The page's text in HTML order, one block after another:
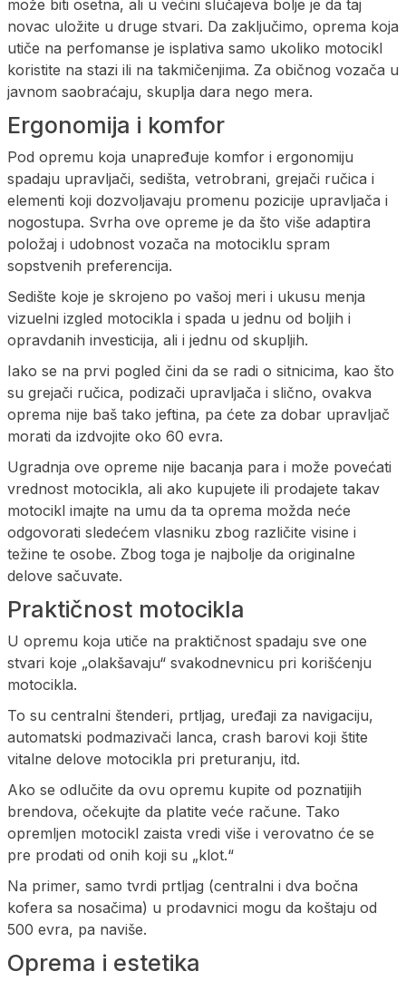
može biti osetna, ali u većini slučajeva bolje je da taj
novac uložite u druge stvari. Da zaključimo, oprema koja
utiče na perfomanse je isplativa samo ukoliko motocikl
koristite na stazi ili na takmičenjima. Za običnog vozača u
javnom saobraćaju, skuplja dara nego mera.
Ergonomija i komfor
Pod opremu koja unapređuje komfor i ergonomiju
spadaju upravljači, sedišta, vetrobrani, grejači ručica i
elementi koji dozvoljavaju promenu pozicije upravljača i
nogostupa. Svrha ove opreme je da što više adaptira
položaj i udobnost vozača na motociklu spram
sopstvenih preferencija.
Sedište koje je skrojeno po vašoj meri i ukusu menja
vizuelni izgled motocikla i spada u jednu od boljih i
opravdanih investicija, ali i jednu od skupljih.
Iako se na prvi pogled čini da se radi o sitnicima, kao što
su grejači ručica, podizači upravljača i slično, ovakva
oprema nije baš tako jeftina, pa ćete za dobar upravljač
morati da izdvojite oko 60 evra.
Ugradnja ove opreme nije bacanja para i može povećati
vrednost motocikla, ali ako kupujete ili prodajete takav
motocikl imajte na umu da ta oprema možda neće
odgovorati sledećem vlasniku zbog različite visine i
težine te osobe. Zbog toga je najbolje da originalne
delove sačuvate.
Praktičnost motocikla
U opremu koja utiče na praktičnost spadaju sve one
stvari koje „olakšavaju“ svakodnevnicu pri korišćenju
motocikla.
To su centralni štenderi, prtljag, uređaji za navigaciju,
automatski podmazivači lanca, crash barovi koji štite
vitalne delove motocikla pri preturanju, itd.
Ako se odlučite da ovu opremu kupite od poznatijih
brendova, očekujte da platite veće račune. Tako
opremljen motocikl zaista vredi više i verovatno će se
pre prodati od onih koji su „klot.“
Na primer, samo tvrdi prtljag (centralni i dva bočna
kofera sa nosačima) u prodavnici mogu da koštaju od
500 evra, pa naviše.
Oprema i estetika